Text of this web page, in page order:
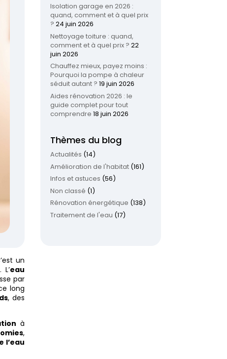
un
eau
par
long
, des
à
,
l’eau
Isolation garage en 2026 :
quand, comment et à quel prix
? 24 juin 2026
Nettoyage toiture : quand,
comment et à quel prix ? 22
juin 2026
Chauffez mieux, payez moins :
Pourquoi la pompe à chaleur
séduit autant ? 19 juin 2026
Aides rénovation 2026 : le
guide complet pour tout
comprendre 18 juin 2026
Thèmes du blog
Actualités (14)
Amélioration de l'habitat(161)
Infos et astuces (56)
Non classé (1)
Rénovation énergétique (138)
Traitement de l'eau (17)